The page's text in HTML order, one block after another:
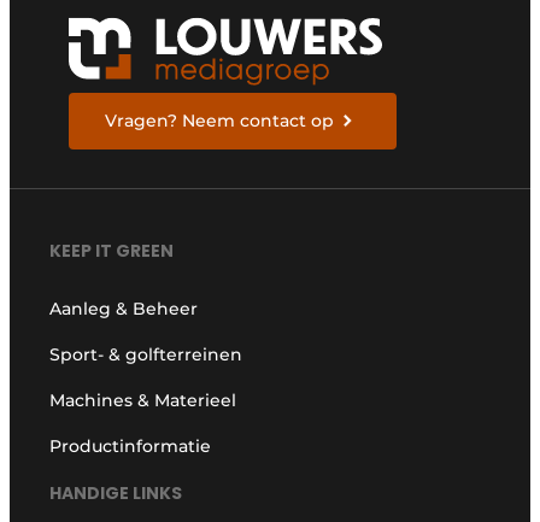
Vragen? Neem contact op
KEEP IT GREEN
Aanleg & Beheer
Sport- & golfterreinen
Machines & Materieel
Productinformatie
HANDIGE LINKS